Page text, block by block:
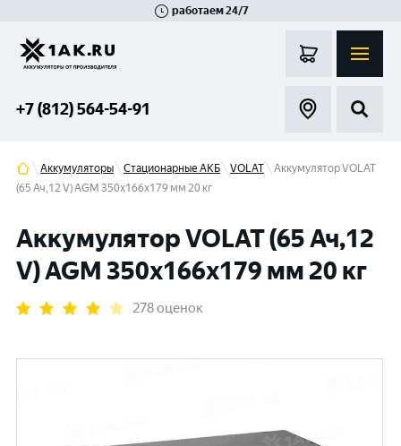
работаем 24/7
+7 (812) 564-54-91
Аккумуляторы Стационарные АКБ VOLAT
Аккумулятор VOLAT
(65 Ач,12 V) AGM 350x166x179 мм 20 кг
Аккумулятор VOLAT (65 Ач,12
V) AGM 350x166x179 мм 20 кг
278 оценок
Гатчина